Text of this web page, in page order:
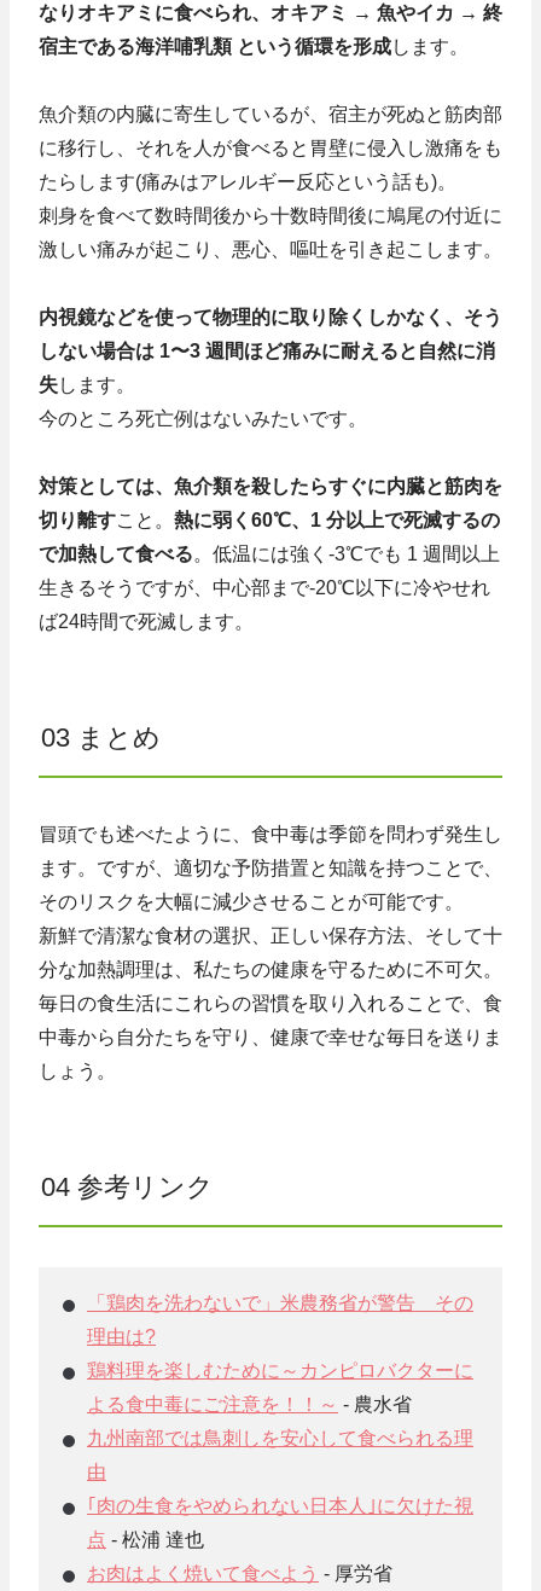
なりオキアミに食べられ、オキアミ → 魚やイカ → 終
宿主である海洋哺乳類 という循環を形成します。
魚介類の内臓に寄生しているが、宿主が死ぬと筋肉部
に移行し、それを人が食べると胃壁に侵入し激痛をも
たらします(痛みはアレルギー反応という話も)。
刺身を食べて数時間後から十数時間後に鳩尾の付近に
激しい痛みが起こり、悪心、嘔吐を引き起こします。
内視鏡などを使って物理的に取り除くしかなく、そう
しない場合は 1〜3 週間ほど痛みに耐えると自然に消
失します。
今のところ死亡例はないみたいです。
対策としては、魚介類を殺したらすぐに内臓と筋肉を
切り離すこと。 熱に弱く60℃、1 分以上で死滅するの
で加熱して食べる。低温には強く-3℃でも 1 週間以上
生きるそうですが、中心部まで-20℃以下に冷やせれ
ば24時間で死滅します。
03 まとめ
冒頭でも述べたように、食中毒は季節を問わず発生し
ます。ですが、適切な予防措置と知識を持つことで、
そのリスクを大幅に減少させることが可能です。
新鮮で清潔な食材の選択、正しい保存方法、そして十
分な加熱調理は、私たちの健康を守るために不可欠。
毎日の食生活にこれらの習慣を取り入れることで、食
中毒から自分たちを守り、健康で幸せな毎日を送りま
しょう。
04 参考リンク
「鶏肉を洗わないで」米農務省が警告 その
理由は?
鶏料理を楽しむために～カンピロバクターに
よる食中毒にご注意を！！～ - 農水省
九州南部では鳥刺しを安心して食べられる理
由
｢肉の生食をやめられない日本人｣に欠けた視
点 - 松浦 達也
お肉はよく焼いて食べよう - 厚労省